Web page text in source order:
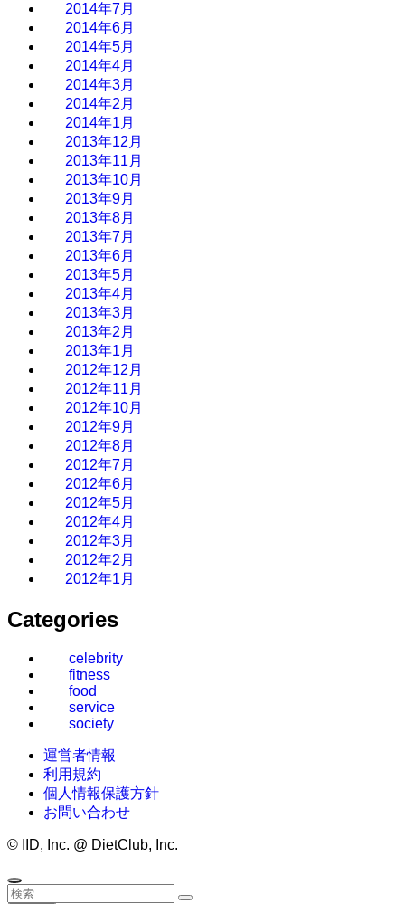
2014年7月
2014年6月
2014年5月
2014年4月
2014年3月
2014年2月
2014年1月
2013年12月
2013年11月
2013年10月
2013年9月
2013年8月
2013年7月
2013年6月
2013年5月
2013年4月
2013年3月
2013年2月
2013年1月
2012年12月
2012年11月
2012年10月
2012年9月
2012年8月
2012年7月
2012年6月
2012年5月
2012年4月
2012年3月
2012年2月
2012年1月
Categories
celebrity
fitness
food
service
society
運営者情報
利用規約
個人情報保護方針
お問い合わせ
© IID, Inc. @ DietClub, Inc.